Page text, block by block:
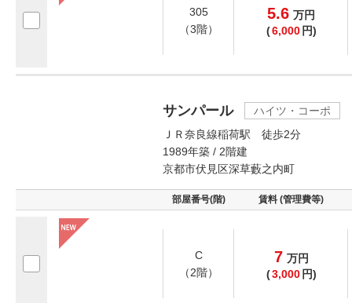
305
（3階）
5.6 万円
(6,000 円)
サンパール
ハイツ・コーポ
ＪＲ奈良線稲荷駅 徒歩2分
1989年築 / 2階建
京都市伏見区深草藪之内町
部屋番号(階) 賃料 (管理費等)
C
（2階）
7 万円
(3,000 円)